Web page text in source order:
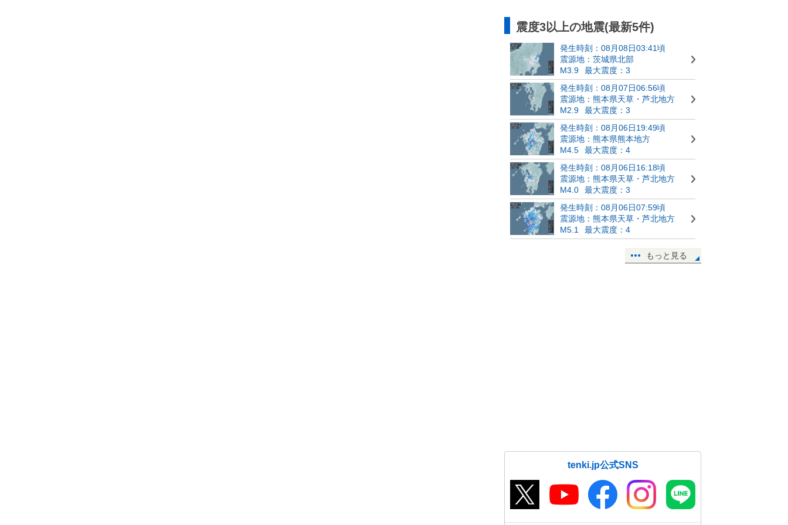
震度3以上の地震(最新5件)
発生時刻：08月08日03:41頃
震源地：茨城県北部
M3.9
最大震度：3
発生時刻：08月07日06:56頃
震源地：熊本県天草・芦北地方
M2.9
最大震度：3
発生時刻：08月06日19:49頃
震源地：熊本県熊本地方
M4.5
最大震度：4
発生時刻：08月06日16:18頃
震源地：熊本県天草・芦北地方
M4.0
最大震度：3
発生時刻：08月06日07:59頃
震源地：熊本県天草・芦北地方
M5.1
最大震度：4
もっと見る
tenki.jp公式SNS